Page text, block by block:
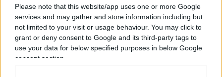
Please note that this website/app uses one or more Google
services and may gather and store information including but
not limited to your visit or usage behaviour. You may click to
grant or deny consent to Google and its third-party tags to
use your data for below specified purposes in below Google
consent section.
essere sempre libero di decidere e ogni scelta è
meglio dell’ignavia.
Mail comunismo, come l’islamismo, punta a
deresponsabilizzare l’individuo,